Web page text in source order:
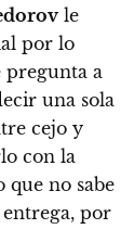
le
por lo
pregunta a
una sola
cejo y
con la
que no sabe
por